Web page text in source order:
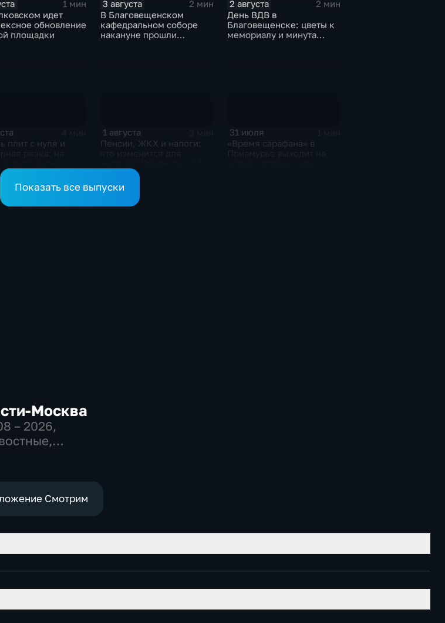
1 мин
идет
обновление
площадки
3 августа
2 мин
В Благовещенском
кафедральном соборе
накануне прошли
2 августа
2 мин
День ВДВ в
Благовещенске: цветы к
мемориалу и минута
плит с нуля и
вернули
«Олимпийские
1 августа
Пенсии, ЖКХ и налоги:
31 июля
«Время сарафана» в
Показать все выпуски
Москва
– 2026,
Смотрим